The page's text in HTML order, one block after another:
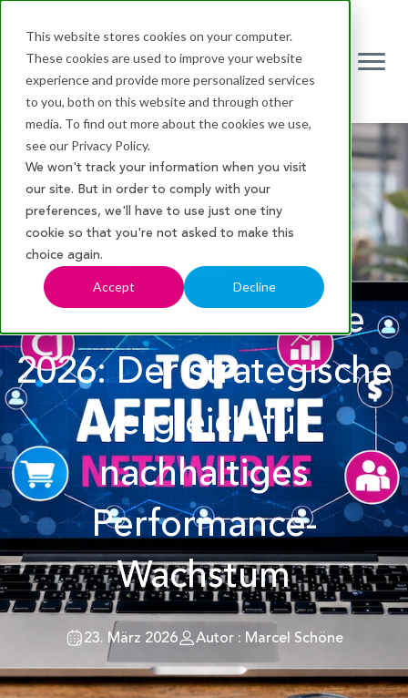
This website stores cookies on your computer.
These cookies are used to improve your website
experience and provide more personalized services
to you, both on this website and through other
media. To find out more about the cookies we use,
see our Privacy Policy.
We won't track your information when you visit
our site. But in order to comply with your
preferences, we'll have to use just one tiny
cookie so that you're not asked to make this
choice again.
Accept Decline
Affiliate Netzwerke
2026: Der strategische
Vergleich für
nachhaltiges
Performance-
Wachstum
23. März 2026 Autor : Marcel Schöne